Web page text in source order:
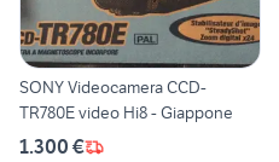
SONY Videocamera CCD-
TR780E video Hi8 - Giappone
1.300 €